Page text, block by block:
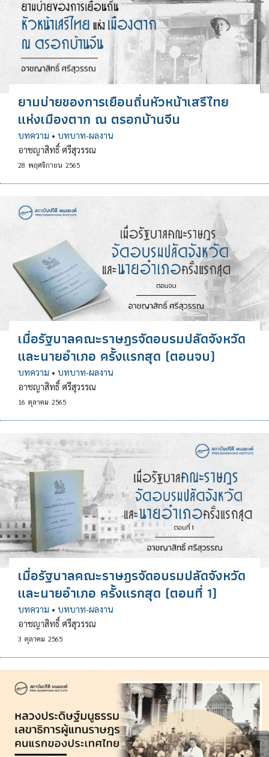
ยามบ่ายของการเยือนถิ่นหัวหน้าเสรีไทย
แห่งเมืองตาก ณ ตรอกบ้านจีน
บทความ • บทบาท-ผลงาน
อาชญาสิทธิ์ ศรีสุวรรณ
28 พฤศจิกายน 2565
เมื่อรัฐบาลคณะราษฎรจัดอบรมปลัดจังหวัด
และนายอำเภอ ครั้งแรกสุด (ตอนจบ)
บทความ • บทบาท-ผลงาน
อาชญาสิทธิ์ ศรีสุวรรณ
16 ตุลาคม 2565
เมื่อรัฐบาลคณะราษฎรจัดอบรมปลัดจังหวัด
และนายอำเภอ ครั้งแรกสุด (ตอนที่ 1)
บทความ • บทบาท-ผลงาน
อาชญาสิทธิ์ ศรีสุวรรณ
3 ตุลาคม 2565